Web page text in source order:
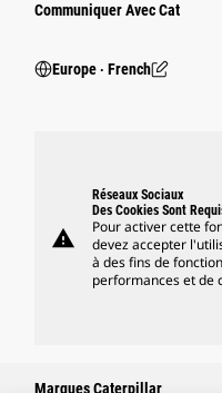
Communiquer Avec Cat
Europe ‧ French
warning
Réseaux Sociaux
Des Cookies Sont
Pour activer cette
devez accepter
à des fins de
performances et de
Marques Caterpillar